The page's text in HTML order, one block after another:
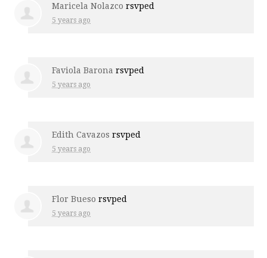
Maricela Nolazco rsvped
5 years ago
Faviola Barona rsvped
5 years ago
Edith Cavazos rsvped
5 years ago
Flor Bueso rsvped
5 years ago